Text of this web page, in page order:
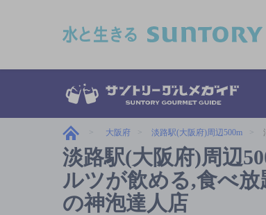
大阪府 淡路駅(大阪府)周辺500m
淡路駅(大阪府)周辺
ルツが飲める,食べ放
の神泡達人店